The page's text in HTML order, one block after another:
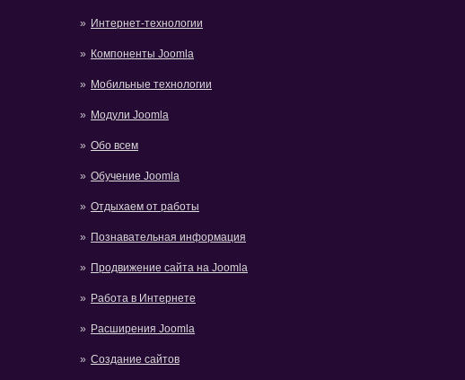
Интернет-технологии
Компоненты Joomla
Мобильные технологии
Модули Joomla
Обо всем
Обучение Joomla
Отдыхаем от работы
Познавательная информация
Продвижение сайта на Joomla
Работа в Интернете
Расширения Joomla
Создание сайтов